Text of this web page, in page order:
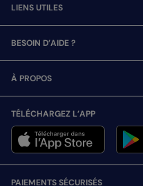
LIENS UTILES
BESOIN D’AIDE ?
À PROPOS
TÉLÉCHARGEZ L’APP
PAIEMENTS SÉCURISÉS